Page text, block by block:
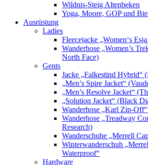
Wildnis-Steig Altenbeken
Yoga, Moore, GOP und
Ausrüstung
Ladies
Fleecejacke „Women‘s
Wanderhose „Women’s
North Face)
Gents
Jacke „Falkestind Hybrid“
„Men’s Spire Jacket“
„Men’s Resolve Jacket“
„Solution Jacket“ (Black
Wanderhose „Karl Zip-
Wanderhose „Treadway
Research)
Wanderschuhe „Merrell
Winterwanderschuh
Waterproof“
Hardware